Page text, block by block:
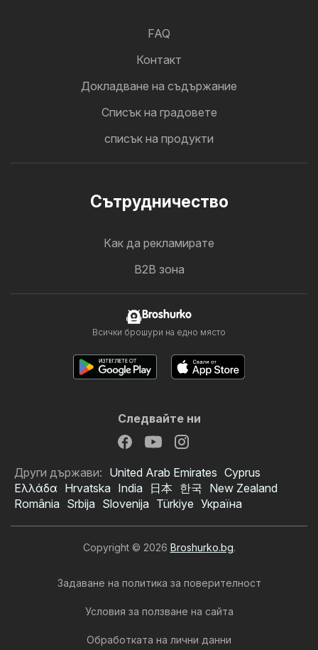
FAQ
Контакт
Докладване на съдържание
Cписък на градовете
списък на продукти
Cътрудничество
Как да рекламирате
B2B зона
Broshurko
Всички брошури на едно място
Следвайте ни
Други държави: United Arab Emirates Cyprus
Ελλάδα Hrvatska India 日本 한국 New Zealand
România Srbija Slovenija Türkiye Україна
Copyright © 2026 Broshurko.bg.
Задаване на политика за поверителност
Условия за ползване на сайта
Обработката на лични данни